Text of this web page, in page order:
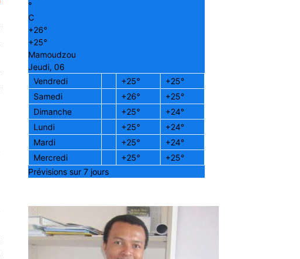
°
C
+26°
+25°
Mamoudzou
Jeudi, 06
Vendredi
+25° +25°
Samedi
+26° +25°
Dimanche
+25° +24°
Lundi
+25° +24°
Mardi
+25° +24°
Mercredi
+25° +25°
Prévisions sur 7 jours